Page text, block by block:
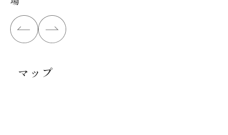
マップ